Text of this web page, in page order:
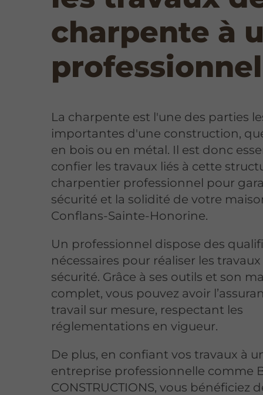
charpente à
La charpente est l'une des parties
importantes d'une construction,
en bois ou en métal. Il est donc
confier les travaux liés à cette
charpentier professionnel pour
sécurité et la solidité de votre
Conflans-Sainte-Honorine.
Un professionnel dispose des
nécessaires pour réaliser les
sécurité. Grâce à ses outils et son
complet, vous pouvez avoir
travail sur mesure, respectant les
réglementations en vigueur.
De plus, en confiant vos travaux à
entreprise professionnelle comme
CONSTRUCTIONS, vous bénéficiez